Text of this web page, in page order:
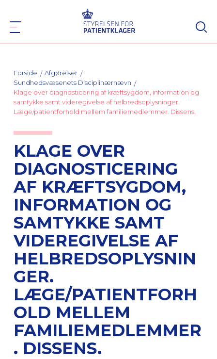
Forside
Afgørelser
Sundhedsvæsenets Disciplinærnævn
Klage over diagnosticering af kræftsygdom, information og
samtykke samt videregivelse af helbredsoplysninger.
Læge/patientforhold mellem familiemedlemmer. Dissens.
KLAGE OVER
DIAGNOSTICERING
AF KRÆFTSYGDOM,
INFORMATION OG
SAMTYKKE SAMT
VIDEREGIVELSE AF
HELBREDSOPLYSNIN
GER.
LÆGE/PATIENTFORH
OLD MELLEM
FAMILIEMEDLEMMER
. DISSENS.